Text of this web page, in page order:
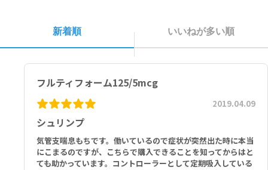
吸入後は水でうがいをしてください。
本剤の成分に対して過敏症の既往歴のある方
フルチカゾンプロピオン酸エステル 250mcg、ホルモテロールフマル
酸塩水和物 10mcg
新着順 いいねが多い順
フルティフォーム125/5mcg
シュリンプ
2019.04.09
気管支喘息もちです。働いているので症状が突然出た時に本当
にこまるのですが、こちらで購入できることを知ってからはと
ても助かっています。コントローラーとして定期吸入している